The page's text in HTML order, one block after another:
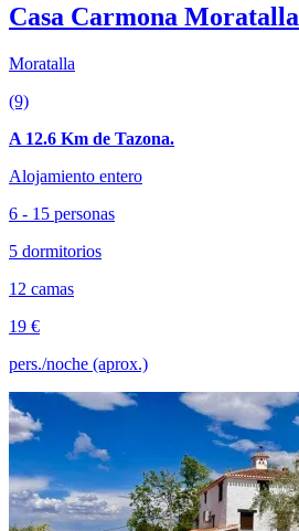
Casa Carmona Moratalla
Moratalla
(9)
A 12.6 Km de Tazona.
Alojamiento entero
6 - 15 personas
5 dormitorios
12 camas
19 €
pers./noche (aprox.)